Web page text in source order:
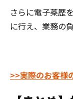
さらに電子薬歴
に行え、業務の
>>実際のお客様